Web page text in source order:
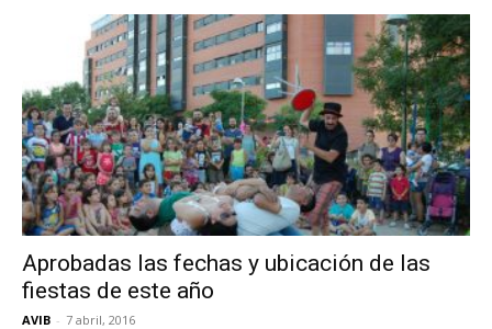
Aprobadas las fechas y ubicación de las
fiestas de este año
AVIB - 7 abril, 2016